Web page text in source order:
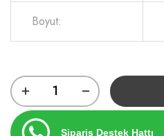
Boyut:
Sipariş Destek Hattı